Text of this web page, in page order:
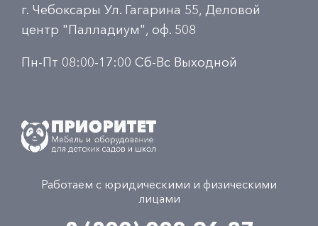
г. Чебоксары Ул. Гагарина 55, Деловой
центр "Палладиум", оф. 508
Пн-Пт 08:00-17:00 Сб-Вс Выходной
Работаем с юридическими и физическими
лицами